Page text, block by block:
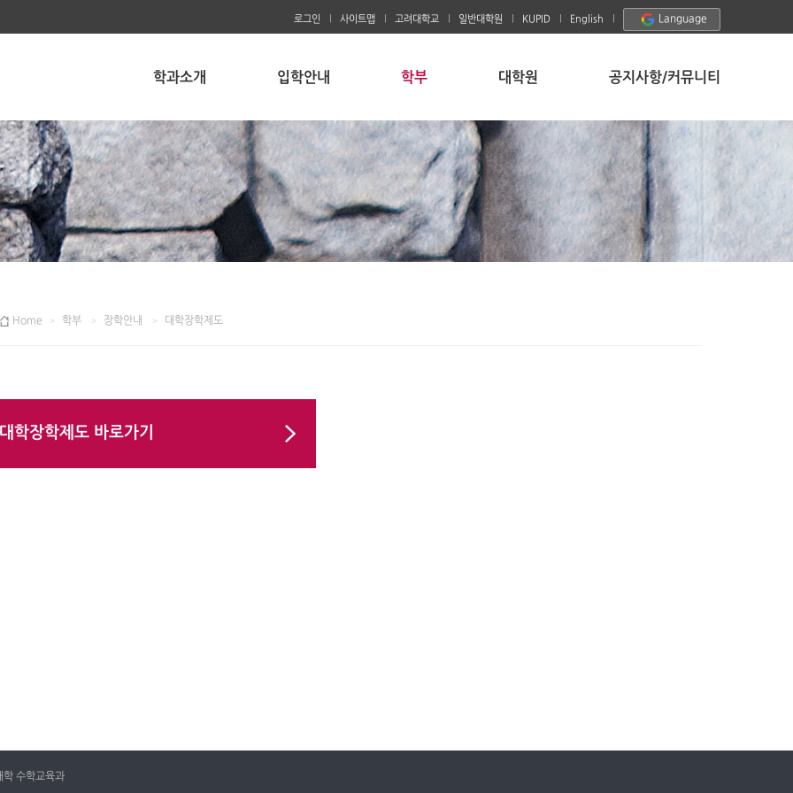
로그인 사이트맵 고려대학교 일반대학원 KUPID English Language
학과소개 입학안내 학부 대학원 공지사항/커뮤니티
Home 학부 장학안내 대학장학제도
대학장학제도 바로가기
수학교육과